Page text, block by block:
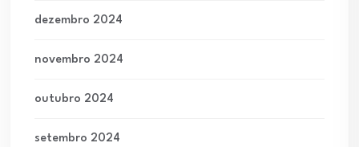
dezembro 2024
novembro 2024
outubro 2024
setembro 2024